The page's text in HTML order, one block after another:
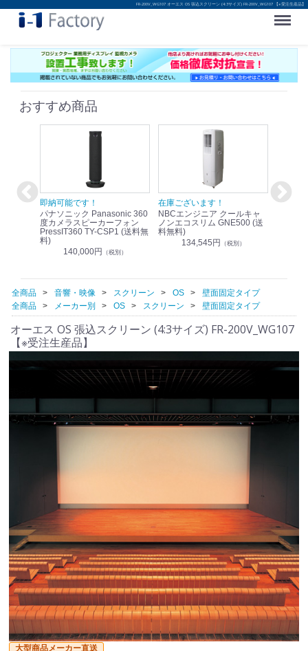
FR-200V_WG107 オーエス OS 張込スクリーン (4:3サイズ) FR-200V_WG107 【※受注生産品】
Menu
おすすめ商品
即納可能です！
パナソニック Panasonic 360
度カメラスピーカーフォン
PressIT360 TY-CSP1 (送料無
料)
140,000円 （税別）
在庫ございます！
NBCエンジニア クールキャ
ノンエコスリム GNE500 (送
料無料)
134,545円 （税別）
即納可
全商品 音響・映像 スクリーン OS
壁面固定タイプ
全商品
メーカー別 OS スクリーン 壁面固定タイプ
オーエス OS 張込スクリーン (4:3サイズ) FR-200V_WG107
【※受注生産品】
大型商品メーカー直送